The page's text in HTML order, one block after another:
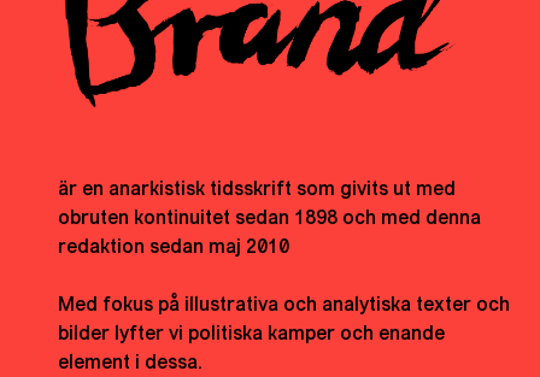
är en anarkistisk tidsskrift som givits ut med
obruten kontinuitet sedan 1898 och med denna
redaktion sedan maj 2010
Med fokus på illustrativa och analytiska texter och
bilder lyfter vi politiska kamper och enande
element i dessa.